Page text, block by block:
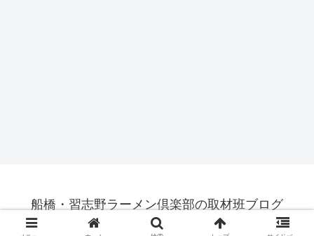
船橋・習志野ラーメン倶楽部の取材班ブログ
© 2015-2026 船橋・習志野ラーメン倶楽部の取材班ブログ.